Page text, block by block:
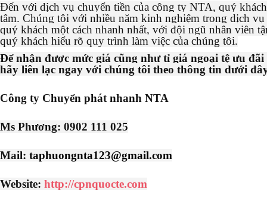
Đến với dịch vụ chuyển tiền của công ty NTA, quý
tâm. Chúng tôi với nhiều năm kinh nghiệm trong dịch vụ
quý khách một cách nhanh nhất, với đội ngũ nhân viên
quý khách hiểu rõ quy trình làm việc của chúng tôi.
Để nhận được mức giá cũng như tỉ giá ngoại tệ ưu
hãy liên lạc ngay với chúng tôi theo thông tin dưới
Công ty Chuyển phát nhanh NTA
Ms Phương: 0902 111 025
Mail: taphuongnta123@gmail.com
Website: http://cpnquocte.com